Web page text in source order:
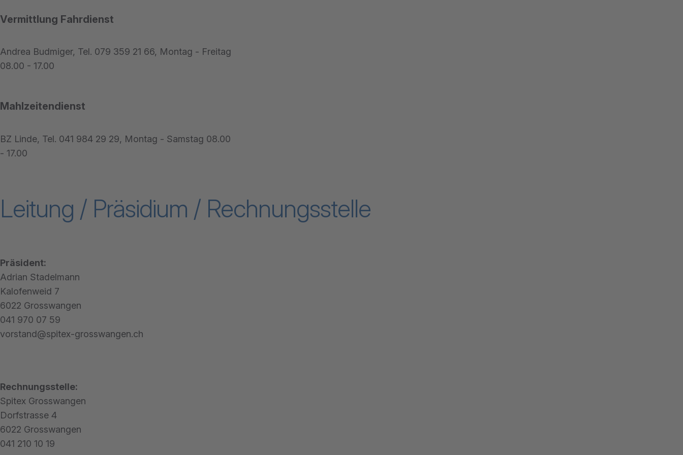
Vermittlung Fahrdienst
Andrea Budmiger, Tel. 079 359 21 66, Montag - Freitag
08.00 - 17.00
Mahlzeitendienst
BZ Linde, Tel. 041 984 29 29, Montag - Samstag 08.00
- 17.00
Leitung / Präsidium / Rechnungsstelle
Präsident:
Adrian Stadelmann
Kalofenweid 7
6022 Grosswangen
041 970 07 59
vorstand@spitex-grosswangen.ch
Rechnungsstelle:
Spitex Grosswangen
Dorfstrasse 4
6022 Grosswangen
041 210 10 19